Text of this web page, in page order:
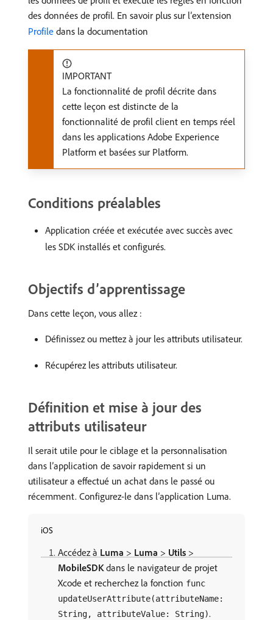
des données de profil. En savoir plus sur l’extension
Profile dans la documentation
IMPORTANT
La fonctionnalité de profil décrite dans
cette leçon est distincte de la
fonctionnalité de profil client en temps réel
dans les applications Adobe Experience
Platform et basées sur Platform.
Conditions préalables
Application créée et exécutée avec succès avec
les SDK installés et configurés.
Objectifs d’apprentissage
Dans cette leçon, vous allez :
Définissez ou mettez à jour les attributs utilisateur.
Récupérez les attributs utilisateur.
Définition et mise à jour des
attributs utilisateur
Il serait utile pour le ciblage et la personnalisation
dans l’application de savoir rapidement si un
utilisateur a effectué un achat dans le passé ou
récemment. Configurez-le dans l’application Luma.
iOS
Accédez à Luma > Luma > Utils >
MobileSDKdans le navigateur de projet
Xcode et recherchez la fonction func
updateUserAttribute(attributeName:
String, attributeValue: String).